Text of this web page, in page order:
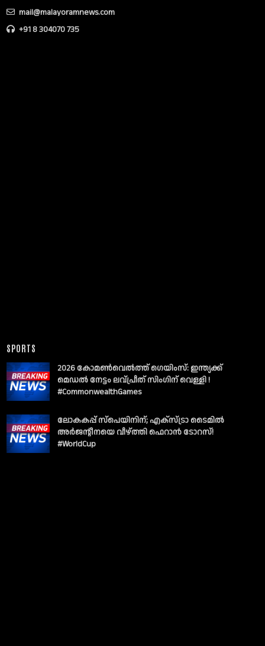
mail@malayoramnews.com
+91 8 304070 735
SPORTS
2026 കോമൺവെൽത്ത് ഗെയിംസ്: ഇന്ത്യക്ക്
മെഡൽ നേട്ടം ലവ്പ്രീത് സിംഗിന് വെള്ളി !
#CommonwealthGames
ലോകകപ്പ് സ്പെയിനിന്; എക്സ്ട്രാ ടൈമിൽ
അർജന്റീനയെ വീഴ്ത്തി ഫെറാൻ ടോറസ്!
#WorldCup